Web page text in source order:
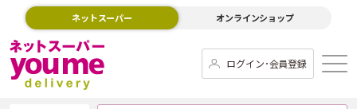
ネットスーパー オンラインショップ
ログイン･会員登録